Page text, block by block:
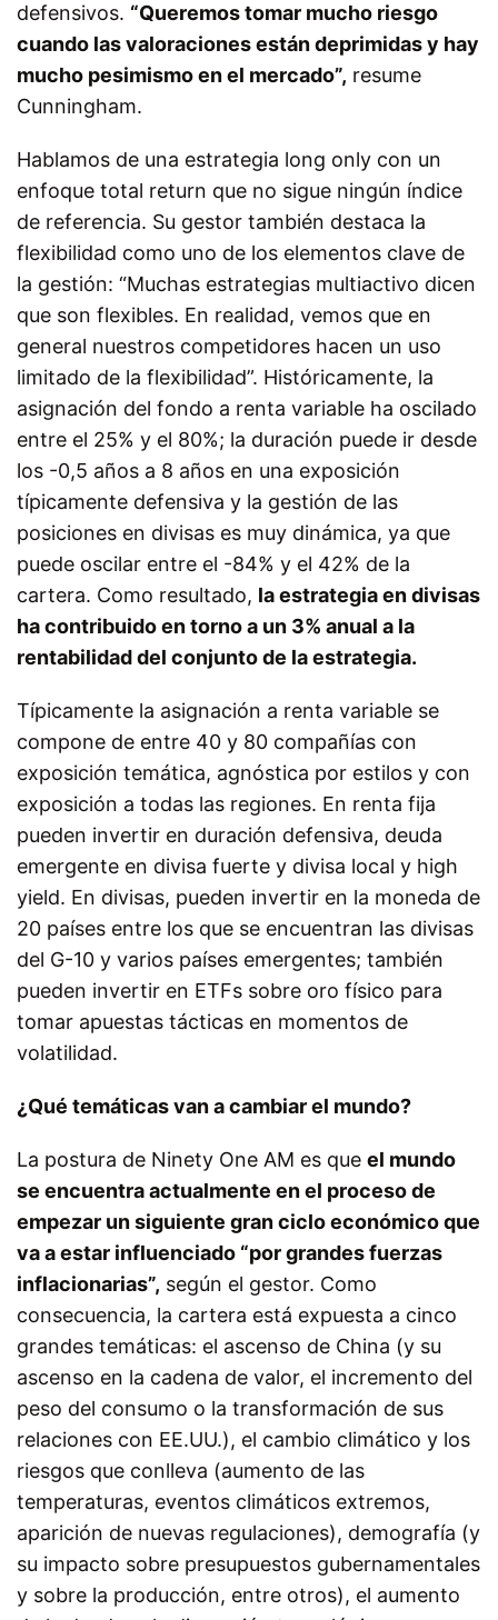
defensivos. “Queremos tomar mucho riesgo
cuando las valoraciones están deprimidas y hay
mucho pesimismo en el mercado”, resume
Cunningham.
Hablamos de una estrategia long only con un
enfoque total return que no sigue ningún índice
de referencia. Su gestor también destaca la
flexibilidad como uno de los elementos clave de
la gestión: “Muchas estrategias multiactivo dicen
que son flexibles. En realidad, vemos que en
general nuestros competidores hacen un uso
limitado de la flexibilidad”. Históricamente, la
asignación del fondo a renta variable ha oscilado
entre el 25% y el 80%; la duración puede ir desde
los -0,5 años a 8 años en una exposición
típicamente defensiva y la gestión de las
posiciones en divisas es muy dinámica, ya que
puede oscilar entre el -84% y el 42% de la
cartera. Como resultado, la estrategia en divisas
ha contribuido en torno a un 3% anual a la
rentabilidad del conjunto de la estrategia.
Típicamente la asignación a renta variable se
compone de entre 40 y 80 compañías con
exposición temática, agnóstica por estilos y con
exposición a todas las regiones. En renta fija
pueden invertir en duración defensiva, deuda
emergente en divisa fuerte y divisa local y high
yield. En divisas, pueden invertir en la moneda de
20 países entre los que se encuentran las divisas
del G-10 y varios países emergentes; también
pueden invertir en ETFs sobre oro físico para
tomar apuestas tácticas en momentos de
volatilidad.
¿Qué temáticas van a cambiar el mundo?
La postura de Ninety One AM es que el mundo
se encuentra actualmente en el proceso de
empezar un siguiente gran ciclo económico que
va a estar influenciado “por grandes fuerzas
inflacionarias”, según el gestor. Como
consecuencia, la cartera está expuesta a cinco
grandes temáticas: el ascenso de China (y su
ascenso en la cadena de valor, el incremento del
peso del consumo o la transformación de sus
relaciones con EE.UU.), el cambio climático y los
riesgos que conlleva (aumento de las
temperaturas, eventos climáticos extremos,
aparición de nuevas regulaciones), demografía (y
su impacto sobre presupuestos gubernamentales
y sobre la producción, entre otros), el aumento